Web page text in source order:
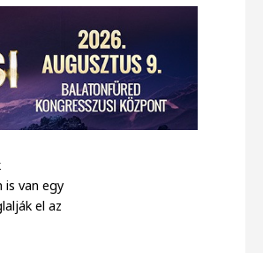
is van egy
el az